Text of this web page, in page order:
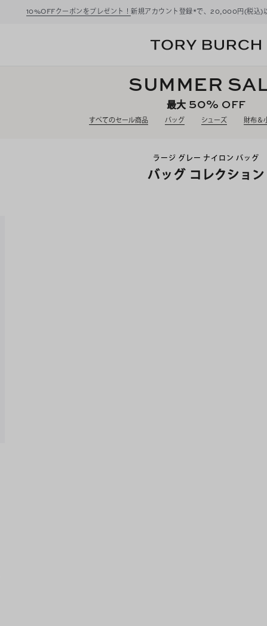
10%OFFクーポンをプレゼント！ 新規アカウント登録*で、20,000円(税込)
SUMMER
最大 50% OFF
すべてのセール商品 バッグ シューズ 財布＆
ラージ グレー ナイロン バッグ
バッグ コレクション